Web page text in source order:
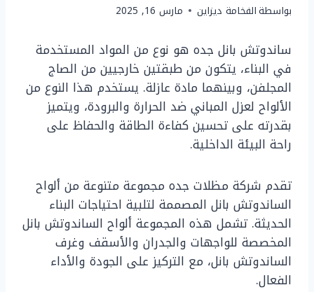
بواسطةالفخامة ديزاين مارس 16, 2025
ساندوتش بانل جده هو نوع من المواد المستخدمة
في البناء، يتكون من طبقتين خارجيين من الصاج
المجلفن، وبينهما مادة عازلة. يستخدم هذا النوع من
الألواح لعزل المباني ضد الحرارة والبرودة، ويتميز
بقدرته على تحسين كفاءة الطاقة والحفاظ على
راحة البيئة الداخلية.
تقدم شركة مظلات جده مجموعة متنوعة من ألواح
الساندوتش بانل المصممة لتلبية احتياجات البناء
الحديثة. تشمل هذه المجموعة ألواح الساندوتش بانل
المخصصة للواجهات والجدران والأسقف وغرف
الساندوتش بانل، مع التركيز على الجودة والأداء
الفعال.